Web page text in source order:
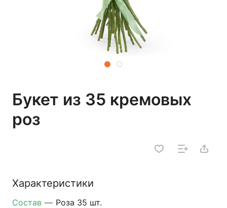
Букет из 35 кремовых
роз
Характеристики
Состав — Роза 35 шт.